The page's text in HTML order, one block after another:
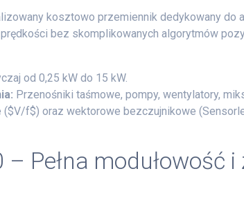
kosztowo przemiennik dedykowany do
bez skomplikowanych algorytmów
od 0,25 kW do 15 kW.
Przenośniki taśmowe, pompy, wentylatory,
($V/f$) oraz wektorowe bezczujnikowe
– Pełna modułowość